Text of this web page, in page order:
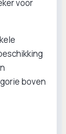
voor
boven